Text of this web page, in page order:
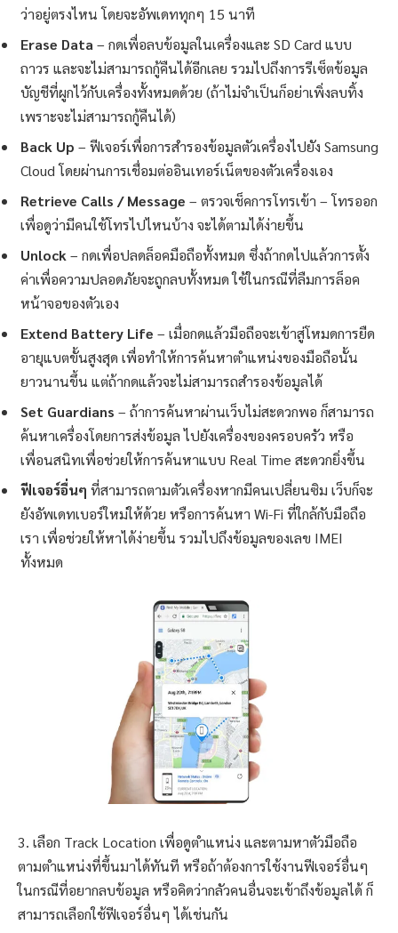
ว่าอยู่ตรงไหน โดยจะอัพเดททุกๆ 15 นาที
Erase Data – กดเพื่อลบข้อมูลในเครื่องและ SD Card แบบ
ถาวร และจะไม่สามารถกู้คืนได้อีกเลย รวมไปถึงการรีเซ็ตข้อมูล
บัญชีที่ผูกไว้กับเครื่องทั้งหมดด้วย (ถ้าไม่จำเป็นก็อย่าเพิ่งลบทิ้ง
เพราะจะไม่สามารถกู้คืนได้)
Back Up – ฟีเจอร์เพื่อการสำรองข้อมูลตัวเครื่องไปยัง Samsung
Cloud โดยผ่านการเชื่อมต่ออินเทอร์เน็ตของตัวเครื่องเอง
Retrieve Calls / Message – ตรวจเช็คการโทรเข้า – โทรออก
เพื่อดูว่ามีคนใช้โทรไปไหนบ้าง จะได้ตามได้ง่ายขึ้น
Unlock – กดเพื่อปลดล็อคมือถือทั้งหมด ซึ่งถ้ากดไปแล้วการตั้ง
ค่าเพื่อความปลอดภัยจะถูกลบทั้งหมด ใช้ในกรณีที่ลืมการล็อค
หน้าจอของตัวเอง
Extend Battery Life – เมื่อกดแล้วมือถือจะเข้าสู่โหมดการยืด
อายุแบตขั้นสูงสุด เพื่อทำให้การค้นหาตำแหน่งของมือถือนั้น
ยาวนานขึ้น แต่ถ้ากดแล้วจะไม่สามารถสำรองข้อมูลได้
Set Guardians – ถ้าการค้นหาผ่านเว็บไม่สะดวกพอ ก็สามารถ
ค้นหาเครื่องโดยการส่งข้อมูล ไปยังเครื่องของครอบครัว หรือ
เพื่อนสนิทเพื่อช่วยให้การค้นหาแบบ Real Time สะดวกยิ่งขึ้น
ฟีเจอร์อื่นๆ ที่สามารถตามตัวเครื่องหากมีคนเปลี่ยนซิม เว็บก็จะ
ยังอัพเดทเบอร์ใหม่ให้ด้วย หรือการค้นหา Wi-Fi ที่ใกล้กับมือถือ
เรา เพื่อช่วยให้หาได้ง่ายขึ้น รวมไปถึงข้อมูลของเลข IMEI
ทั้งหมด
3. เลือก Track Location เพื่อดูตำแหน่ง และตามหาตัวมือถือ
ตามตำแหน่งที่ขึ้นมาได้ทันที หรือถ้าต้องการใช้งานฟีเจอร์อื่นๆ
ในกรณีที่อยากลบข้อมูล หรือคิดว่ากลัวคนอื่นจะเข้าถึงข้อมูลได้ ก็
สามารถเลือกใช้ฟีเจอร์อื่นๆ ได้เช่นกัน